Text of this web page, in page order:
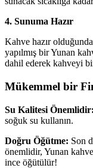
4. Sunuma Hazır
Kahve hazır
yapılmış bir Yunan
dahil ederek kahveyi
Mükemmel bir
Su Kalitesi Önemlidir:
soğuk su kullanın.
Doğru Öğütme: Son
önemlidir, Yunan
ince öğütülür!